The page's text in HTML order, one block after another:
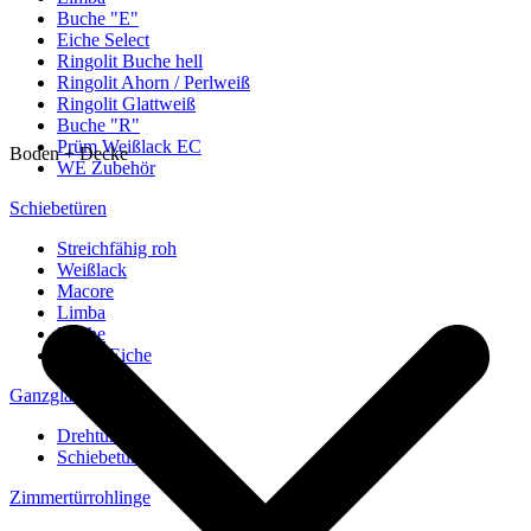
Buche "E"
Eiche Select
Ringolit Buche hell
Ringolit Ahorn / Perlweiß
Ringolit Glattweiß
Buche "R"
Prüm Weißlack EC
WE Zubehör
Schiebetüren
Streichfähig roh
Weißlack
Macore
Limba
Buche
europ. Eiche
Ganzglastüren
Drehtüren
Schiebetüren
Zimmertürrohlinge
Boden + Decke